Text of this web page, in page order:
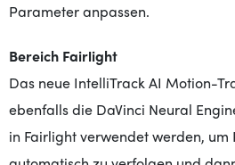
Parameter anpassen.
Bereich Fairlight
Das neue IntelliTrack AI Motion-
ebenfalls die DaVinci Neural
in Fairlight verwendet werden,